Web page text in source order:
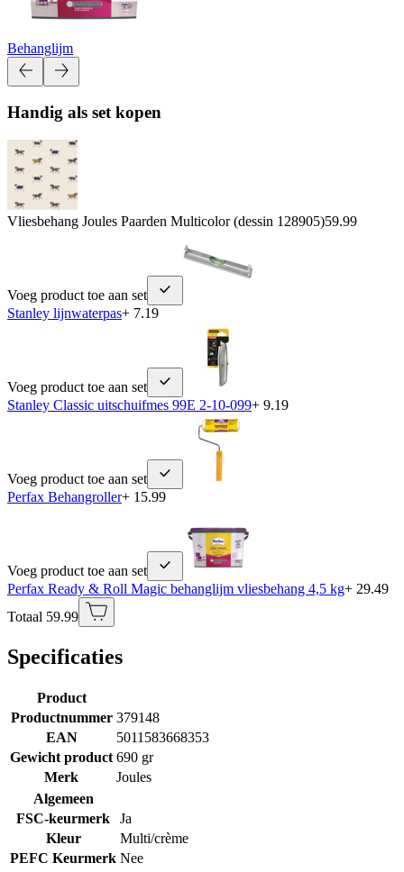
Behanglijm
Handig als set kopen
Vliesbehang Joules Paarden Multicolor (dessin 128905)59.99
Voeg product toe aan set
Stanley lijnwaterpas+ 7.19
Voeg product toe aan set
Stanley Classic uitschuifmes 99E 2-10-099+ 9.19
Voeg product toe aan set
Perfax Behangroller+ 15.99
Voeg product toe aan set
Perfax Ready & Roll Magic behanglijm vliesbehang 4,5 kg+ 29.49
Totaal 59.99
Specificaties
Product
Productnummer 379148
EAN
5011583668353
Gewicht product 690 gr
Merk
Joules
Algemeen
FSC-keurmerk
Ja
Kleur
Multi/crème
PEFC Keurmerk Nee